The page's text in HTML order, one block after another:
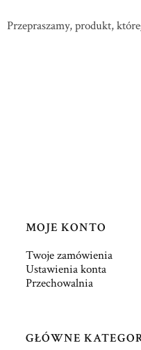
Przepraszamy, produkt,
MOJE KONTO
Twoje zamówienia
Ustawienia konta
Przechowalnia
GŁÓWNE